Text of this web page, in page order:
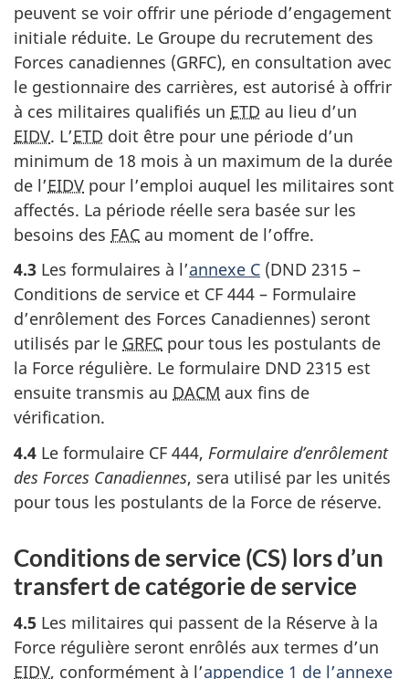
peuvent se voir offrir une période d’engagement
initiale réduite. Le Groupe du recrutement des
Forces canadiennes (GRFC), en consultation avec
le gestionnaire des carrières, est autorisé à offrir
à ces militaires qualifiés un ETD au lieu d’un
EIDV. L’ETD doit être pour une période d’un
minimum de 18 mois à un maximum de la durée
de l’EIDV pour l’emploi auquel les militaires sont
affectés. La période réelle sera basée sur les
besoins des FAC au moment de l’offre.
4.3 Les formulaires à l’annexe C (DND 2315 –
Conditions de service et CF 444 – Formulaire
d’enrôlement des Forces Canadiennes) seront
utilisés par le GRFC pour tous les postulants de
la Force régulière. Le formulaire DND 2315 est
ensuite transmis au DACM aux fins de
vérification.
4.4 Le formulaire CF 444, Formulaire d’enrôlement
des Forces Canadiennes, sera utilisé par les unités
pour tous les postulants de la Force de réserve.
Conditions de service (CS) lors d’un
transfert de catégorie de service
4.5 Les militaires qui passent de la Réserve à la
Force régulière seront enrôlés aux termes d’un
EIDV, conformément à l’appendice 1 de l’annexe